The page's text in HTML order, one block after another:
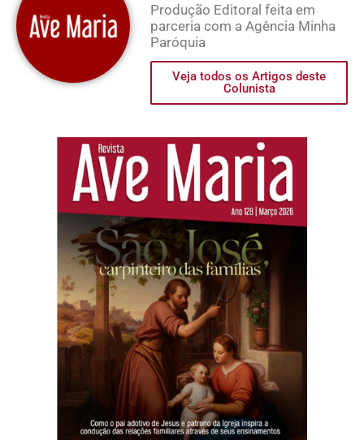
Produção Editoral feita em
parceria com a Agência Minha
Paróquia
Veja todos os Artigos deste
Colunista